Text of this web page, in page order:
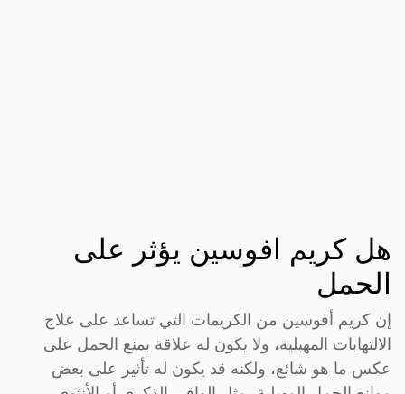
هل كريم افوسين يؤثر على
الحمل
إن كريم أفوسين من الكريمات التي تساعد على علاج
الالتهابات المهبلية، ولا يكون له علاقة بمنع الحمل على
عكس ما هو شائع، ولكنه قد يكون له تأثير على بعض